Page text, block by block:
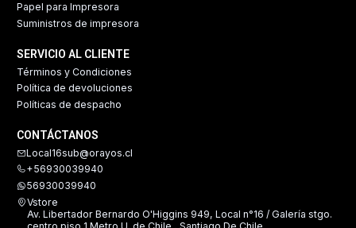
Papel para Impresora
Suministros de impresora
SERVICIO AL CLIENTE
Términos y Condiciones
Política de devoluciones
Políticas de despacho
CONTÁCTANOS
Local16sub@orayos.cl
+56930039940
56930039940
Vstore
Av. Libertador Bernardo O'Higgins 949, Local n°16 / Galería stgo.